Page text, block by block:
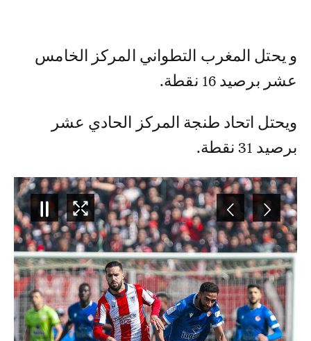
و يحتل المغرب التطواني المركز الخامس
عشر برصيد 16 نقطة.
ويحتل اتحاد طنجة المركز الحادي عشر
برصيد 31 نقطة.